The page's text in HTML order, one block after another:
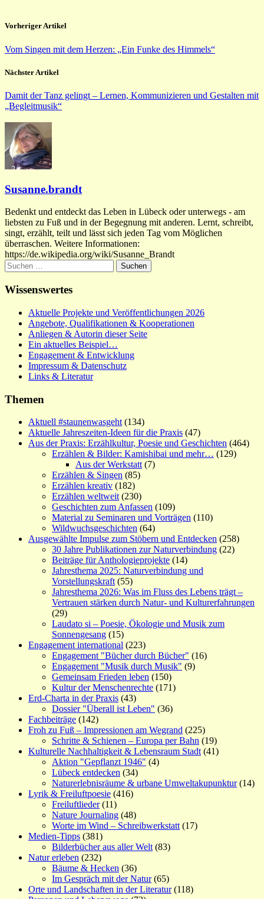
Vorheriger Artikel
Vom Singen mit dem Herzen: „Ein Funke des Himmels“
Nächster Artikel
Damit der Tanz gelingt – Lernen, Kommunizieren und Gestalten mit
„Begleitmusik“
Susanne.brandt
Bedenkt und entdeckt das Leben in Lübeck oder unterwegs - am
liebsten zu Fuß und in der Begegnung mit anderen. Lernt, schreibt,
singt, erzählt, teilt und lässt sich jeden Tag vom Möglichen
überraschen. Weitere Informationen:
https://de.wikipedia.org/wiki/Susanne_Brandt
Suchen
nach:
Wissenswertes
Aktuelle Projekte und Veröffentlichungen 2026
Angebote, Qualifikationen & Kooperationen
Anliegen & Autorin dieser Seite
Ein aktuelles Beispiel…
Engagement & Entwicklung
Impressum & Datenschutz
Links & Literatur
Themen
Aktuell #staunenwasgeht (134)
Aktuelle Jahreszeiten-Ideen für die Praxis (47)
Aus der Praxis: Erzählkultur, Poesie und Geschichten (464)
Erzählen & Bilder: Kamishibai und mehr… (129)
Aus der Werkstatt (7)
Erzählen & Singen (85)
Erzählen kreativ (182)
Erzählen weltweit (230)
Geschichten zum Anfassen (109)
Material zu Seminaren und Vorträgen (110)
Wildwuchsgeschichten (64)
Ausgewählte Impulse zum Stöbern und Entdecken (258)
30 Jahre Publikationen zur Naturverbindung (22)
Beiträge für Anthologieprojekte (14)
Jahresthema 2025: Naturverbindung und
Vorstellungskraft (55)
Jahresthema 2026: Was im Fluss des Lebens trägt –
Vertrauen stärken durch Natur- und Kulturerfahrungen
(29)
Laudato si – Poesie, Ökologie und Musik zum
Sonnengesang (15)
Engagement international (223)
Engagement "Bücher durch Bücher" (16)
Engagement "Musik durch Musik" (9)
Gemeinsam Frieden leben (150)
Kultur der Menschenrechte (171)
Erd-Charta in der Praxis (43)
Dossier "Überall ist Leben" (36)
Fachbeiträge (142)
Froh zu Fuß – Impressionen am Wegrand (225)
Schritte & Schienen – Europa per Bahn (19)
Kulturelle Nachhaltigkeit & Lebensraum Stadt (41)
Aktion "Gepflanzt 1946" (4)
Lübeck entdecken (34)
Naturerlebnisräume & urbane Umweltakupunktur(14)
Lyrik & Freiluftpoesie (416)
Freiluftlieder(11)
Nature Journaling (48)
Worte im Wind – Schreibwerkstatt (17)
Medien-Tipps (381)
Bilderbücher aus aller Welt (83)
Natur erleben (232)
Bäume & Hecken (36)
Im Gespräch mit der Natur(65)
Orte und Landschaften in der Literatur(118)